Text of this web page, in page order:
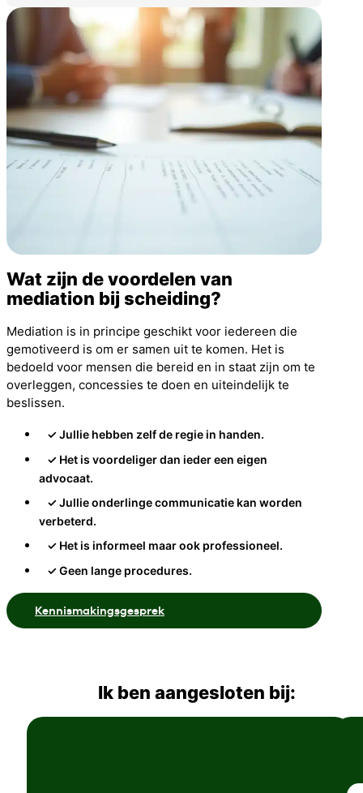
Wat zijn de voordelen van
mediation bij scheiding?
Mediation is in principe geschikt voor iedereen die
gemotiveerd is om er samen uit te komen. Het is
bedoeld voor mensen die bereid en in staat zijn om te
overleggen, concessies te doen en uiteindelijk te
beslissen.
✓ Jullie hebben zelf de regie in handen.
✓ Het is voordeliger dan ieder een eigen
advocaat.
✓ Jullie onderlinge communicatie kan worden
verbeterd.
✓ Het is informeel maar ook professioneel.
✓ Geen lange procedures.
Kennismakingsgesprek
Ik ben aangesloten bij: